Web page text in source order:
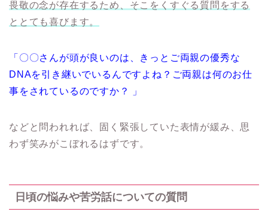
畏敬の念が存在するため、そこをくすぐる質問をする
ととても喜びます。
「〇〇さんが頭が良いのは、きっとご両親の優秀な
DNAを引き継いでいるんですよね？ご両親は何のお仕
事をされているのですか？ 」
などと問われれば、固く緊張していた表情が緩み、思
わず笑みがこぼれるはずです。
日頃の悩みや苦労話についての質問